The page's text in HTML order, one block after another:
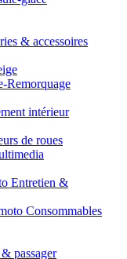
& accessoires
Remorquage
intérieur
de roues
Entretien &
Consommables
passager